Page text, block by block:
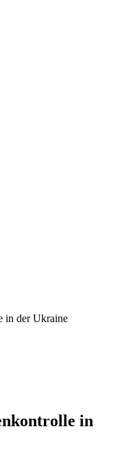
in der Ukraine
in